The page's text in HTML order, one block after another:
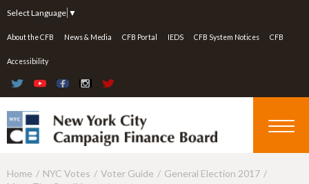
Select Language ▼
About the CFB News & Media CFB Portal IEDS CFB System Notices CFB
Accessibility
Y
Home NYC Votes Voter Guide
General Election 2017